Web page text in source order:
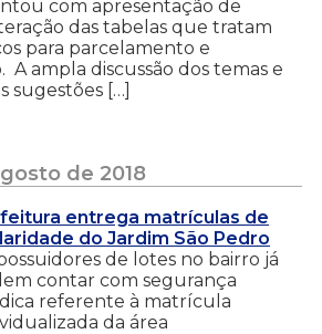
com apresentação de
das tabelas que tratam
para parcelamento e
A ampla discussão dos temas e
sugestões […]
de 2018
entrega matrículas de
do Jardim São Pedro
de lotes no bairro já
contar com segurança
referente à matrícula
da área